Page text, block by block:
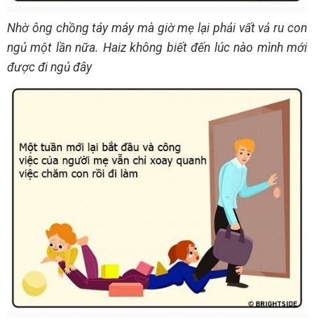
Nhờ ông chồng táy máy mà giờ mẹ lại phải vất vả ru con
ngủ một lần nữa. Haiz không biết đến lúc nào mình mới
được đi ngủ đây